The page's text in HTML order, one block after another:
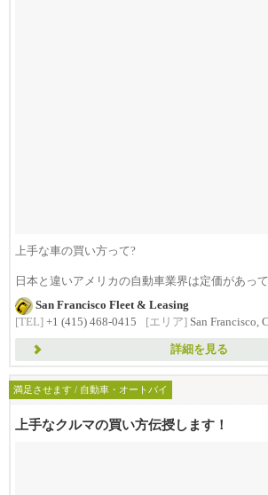
上手な車の買い方って?
日本と違いアメリカの自動車業界は定価があっ
す。
したがって...
San Francisco Fleet & Leasing
[TEL] +1 (415) 468-0415 [エリア] San Francisco,
詳細を見る
満足させます / 自動車・オートバイ
上手なクルマの買い方伝授します！